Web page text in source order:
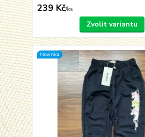
239 Kč/ks
Zvolit variantu
Novinka